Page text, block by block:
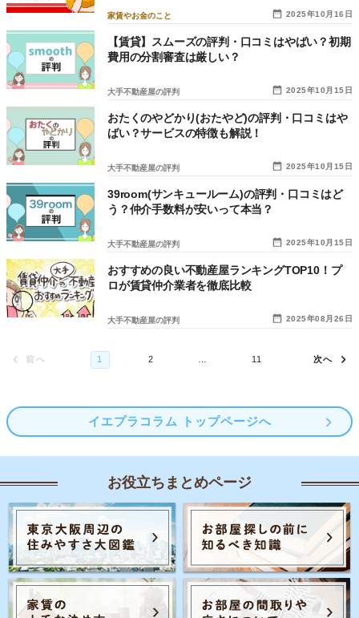
2025年10月16日
家賃やお金のこと
2025年10月15日
大手不動産屋の評判
【賃貸】スムーズの評判・口コミはやばい？初期
費用の分割審査は厳しい？
2025年10月15日
大手不動産屋の評判
おたくのやどかり(おたやど)の評判・口コミはや
ばい？サービスの特徴も解説！
2025年10月15日
大手不動産屋の評判
39room(サンキュールーム)の評判・口コミはど
う？仲介手数料が安いって本当？
2025年08月26日
大手不動産屋の評判
おすすめの良い不動産屋ランキングTOP10！プ
ロが賃貸仲介業者を徹底比較
イエプラコラム トップページへ
お役立ちまとめページ